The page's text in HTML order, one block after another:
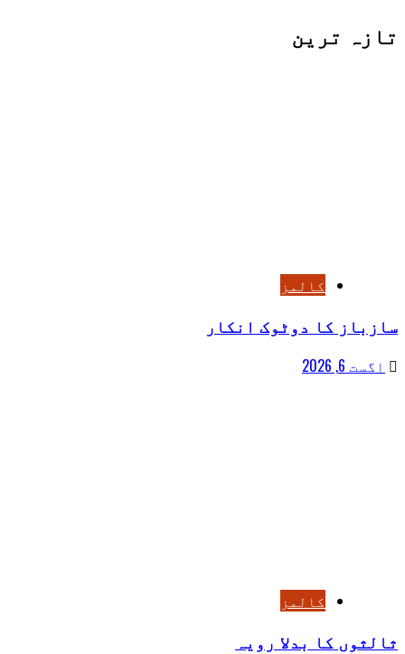
تازہ ترین
کالمز
سازباز کا دوٹوک انکار
اگست 6, 2026
کالمز
ثالثوں کا بدلا رویہ